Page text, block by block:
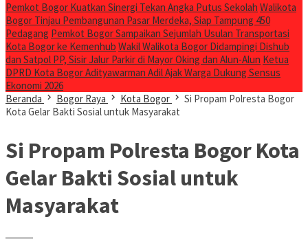
Pemkot Bogor Kuatkan Sinergi Tekan Angka Putus Sekolah Walikota
Bogor Tinjau Pembangunan Pasar Merdeka, Siap Tampung 450
Pedagang Pemkot Bogor Sampaikan Sejumlah Usulan Transportasi
Kota Bogor ke Kemenhub Wakil Walikota Bogor Didampingi Dishub
dan Satpol PP, Sisir Jalur Parkir di Mayor Oking dan Alun-Alun Ketua
DPRD Kota Bogor Adityawarman Adil Ajak Warga Dukung Sensus
Ekonomi 2026
Beranda
Bogor Raya Kota Bogor
Si Propam Polresta Bogor
Kota Gelar Bakti Sosial untuk Masyarakat
Si Propam Polresta Bogor Kota
Gelar Bakti Sosial untuk
Masyarakat